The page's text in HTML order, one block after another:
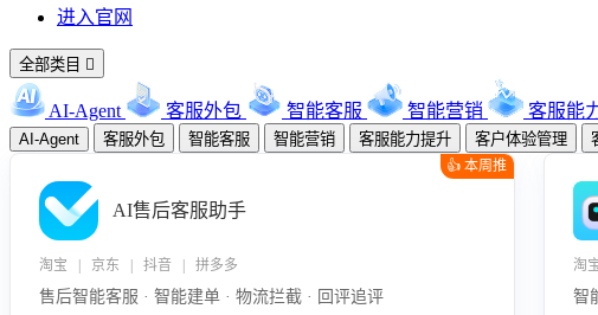
进入官网
全部类目 
AI-Agent 客服外包 智能客服 智能营销 客服能
AI-Agent 客服外包 智能客服 智能营销 客服能力提升 客户体验管理
👍 本周推
AI售后客服助手
淘宝 | 京东 | 抖音 | 拼多多
售后智能客服 · 智能建单 · 物流拦截 · 回评追评
淘
智